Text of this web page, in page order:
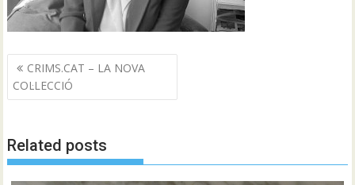
Navegació
d'entrades
CRIMS.CAT – LA NOVA
COL·LECCIÓ
Related posts